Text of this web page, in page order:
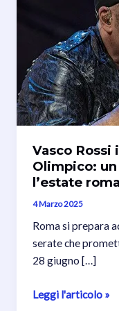
Vasco Rossi
Olimpico:
l’estate
4 Marzo 2025
Roma si prepara
serate che
28 giugno […]
Vasco
Leggi l'articolo »